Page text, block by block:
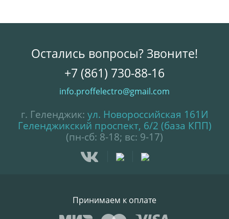
Остались вопросы? Звоните!
+7 (861) 730-88-16
info.proffelectro@gmail.com
г. Геленджик: ул. Новороссийская 161И
Геленджикский проспект, 6/2 (база КПП)
(пн-сб: 8-18; вс: 9-17)
Принимаем к оплате